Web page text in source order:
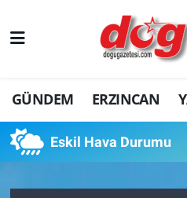
GÜNDEM ERZINCAN
Eskil Hava Durumu
ERZINCAN
GÜNDEM
ERZİNCAN